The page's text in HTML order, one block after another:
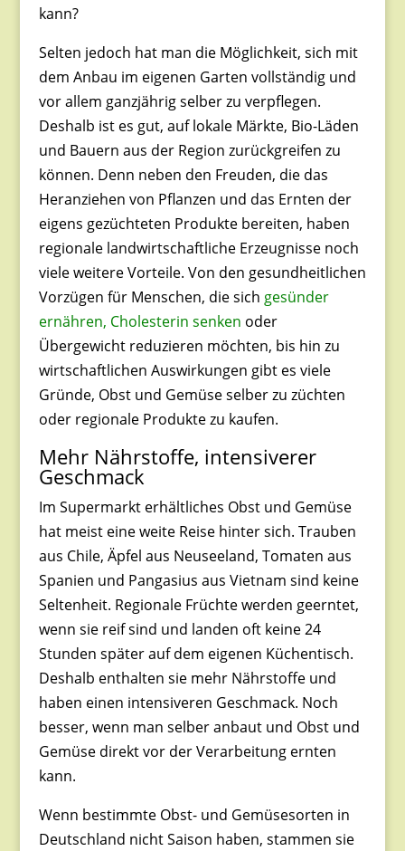
kann?
Selten jedoch hat man die Möglichkeit, sich mit
dem Anbau im eigenen Garten vollständig und
vor allem ganzjährig selber zu verpflegen.
Deshalb ist es gut, auf lokale Märkte, Bio-Läden
und Bauern aus der Region zurückgreifen zu
können. Denn neben den Freuden, die das
Heranziehen von Pflanzen und das Ernten der
eigens gezüchteten Produkte bereiten, haben
regionale landwirtschaftliche Erzeugnisse noch
viele weitere Vorteile. Von den gesundheitlichen
Vorzügen für Menschen, die sich gesünder
ernähren, Cholesterin senken oder
Übergewicht reduzieren möchten, bis hin zu
wirtschaftlichen Auswirkungen gibt es viele
Gründe, Obst und Gemüse selber zu züchten
oder regionale Produkte zu kaufen.
Mehr Nährstoffe, intensiverer
Geschmack
Im Supermarkt erhältliches Obst und Gemüse
hat meist eine weite Reise hinter sich. Trauben
aus Chile, Äpfel aus Neuseeland, Tomaten aus
Spanien und Pangasius aus Vietnam sind keine
Seltenheit. Regionale Früchte werden geerntet,
wenn sie reif sind und landen oft keine 24
Stunden später auf dem eigenen Küchentisch.
Deshalb enthalten sie mehr Nährstoffe und
haben einen intensiveren Geschmack. Noch
besser, wenn man selber anbaut und Obst und
Gemüse direkt vor der Verarbeitung ernten
kann.
Wenn bestimmte Obst- und Gemüsesorten in
Deutschland nicht Saison haben, stammen sie